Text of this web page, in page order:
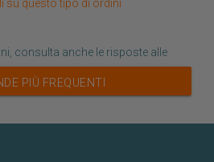
su questo tipo di ordini
consulta anche le risposte alle
PIÙ FREQUENTI